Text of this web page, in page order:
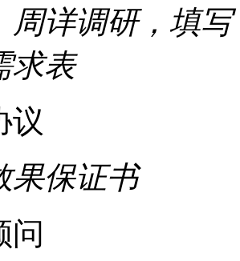
周详调研，填写
求表
议
果保证书
问